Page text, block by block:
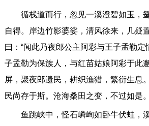
循栈道而行，忽见一溪澄碧如玉，
自得。岸边竹影婆娑，清风徐来，几疑
曰：“闻此乃夜郎公主阿彩与王子孟勒定
子孟勒为保族人，与红苗姑娘阿彩于此
屏，聚夜郎遗民，耕织渔猎，繁衍生息
民尚存于斯。沧海桑田之变，不过如是。
鱼跳峡中，怪石嶙峋如卧牛伏蛙，